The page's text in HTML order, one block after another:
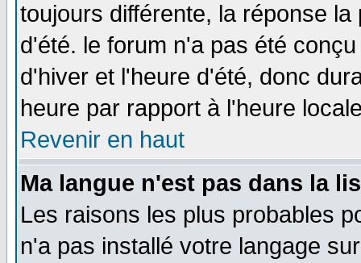
toujours différente, la réponse
d'été. le forum n'a pas été
d'hiver et l'heure d'été, donc
heure par rapport à l'heure
Revenir en haut
Ma langue n'est pas dans la
Les raisons les plus probables
n'a pas installé votre langage